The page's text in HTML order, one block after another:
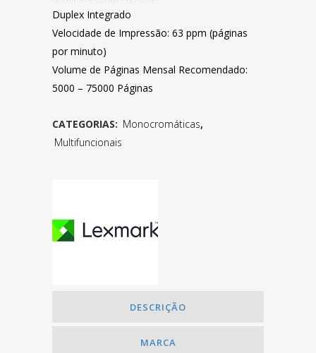
Duplex Integrado
Velocidade de Impressão: 63 ppm (páginas
por minuto)
Volume de Páginas Mensal Recomendado:
5000 – 75000 Páginas
CATEGORIAS: Monocromáticas,
Multifuncionais
DESCRIÇÃO
MARCA